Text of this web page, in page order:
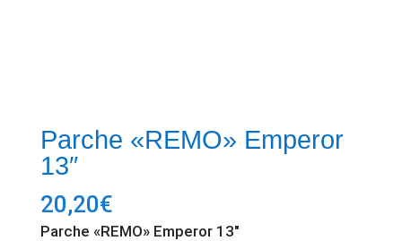
Parche «REMO» Emperor
13″
20,20€
Parche «REMO» Emperor 13″